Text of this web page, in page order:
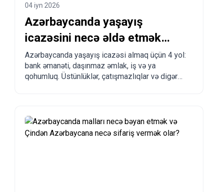
04 iyn 2026
Azərbaycanda yaşayış
icazəsini necə əldə etmək
olar? Leqallaşmanın 4 yolu
Azərbaycanda yaşayış icazəsi almaq üçün 4 yol:
bank əmanəti, daşınmaz əmlak, iş və ya
qohumluq. Üstünlüklər, çatışmazlıqlar və digər